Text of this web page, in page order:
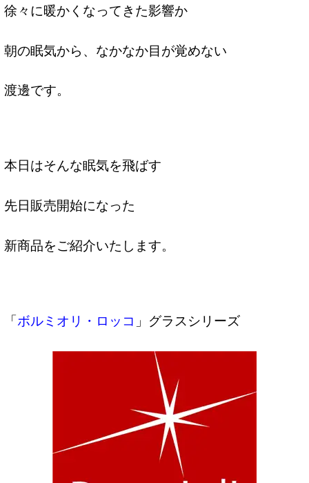
徐々に暖かくなってきた影響か
朝の眠気から、なかなか目が覚めない
渡邊です。
本日はそんな眠気を飛ばす
先日販売開始になった
新商品をご紹介いたします。
「ボルミオリ・ロッコ 」グラスシリーズ